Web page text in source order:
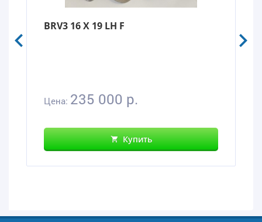
BRV3 16 X 19 LH F
Цена: 235 000 р.
Купить